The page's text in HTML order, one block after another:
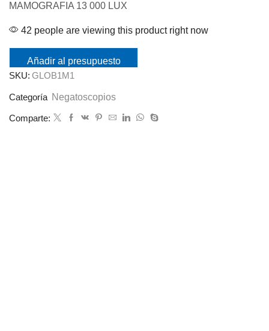
MAMOGRAFIA 13 000 LUX
42 people are viewing this product right now
Añadir al presupuesto
SKU: GLOB1M1
Categoría Negatoscopios
Comparte: